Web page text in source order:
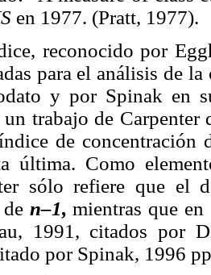
en 1977. (Pratt, 1977).
reconocido por
para el análisis de
y por Spinak en
un trabajo de
de concentración
última. Como
sólo refiere que el
n–1,mientras que
1991, citados por
por Spinak, 1996